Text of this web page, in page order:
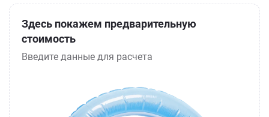
Здесь покажем предварительную
стоимость
Введите данные для расчета